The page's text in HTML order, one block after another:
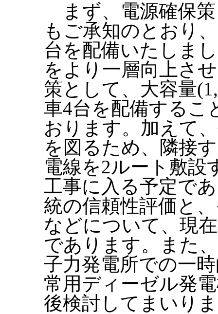
まず、電源確保
もご承知のとおり
台を配備いたしま
をより一層向上さ
策として、大容量
車4台を配備するこ
おります。加えて
を図るため、隣接
電線を2ルート敷設
工事に入る予定で
統の信頼性評価と
などについて、現
であります。また
子力発電所での一
常用ディーゼル発
後検討してまいり